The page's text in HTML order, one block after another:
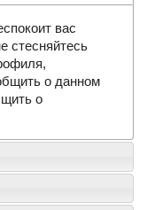
вас
стесняйтесь
о данном
о